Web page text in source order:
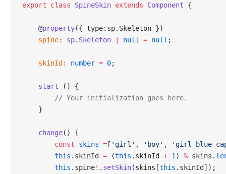
export class SpineSkin extends Component {
    @
property({ type:sp.Skeleton })
    spine
: sp. Skeleton null = null ;
    skinId
: number = 0;
    start
() {
        // Your initialization goes here.
    }
    change
() {
        const
skins = [ 'girl' , 'boy' ,
'girl-blue-
        this
.skinId = (this .skinId + 1 ) % skins.
        this
.spine! . setSkin(skins[this .skinId]);